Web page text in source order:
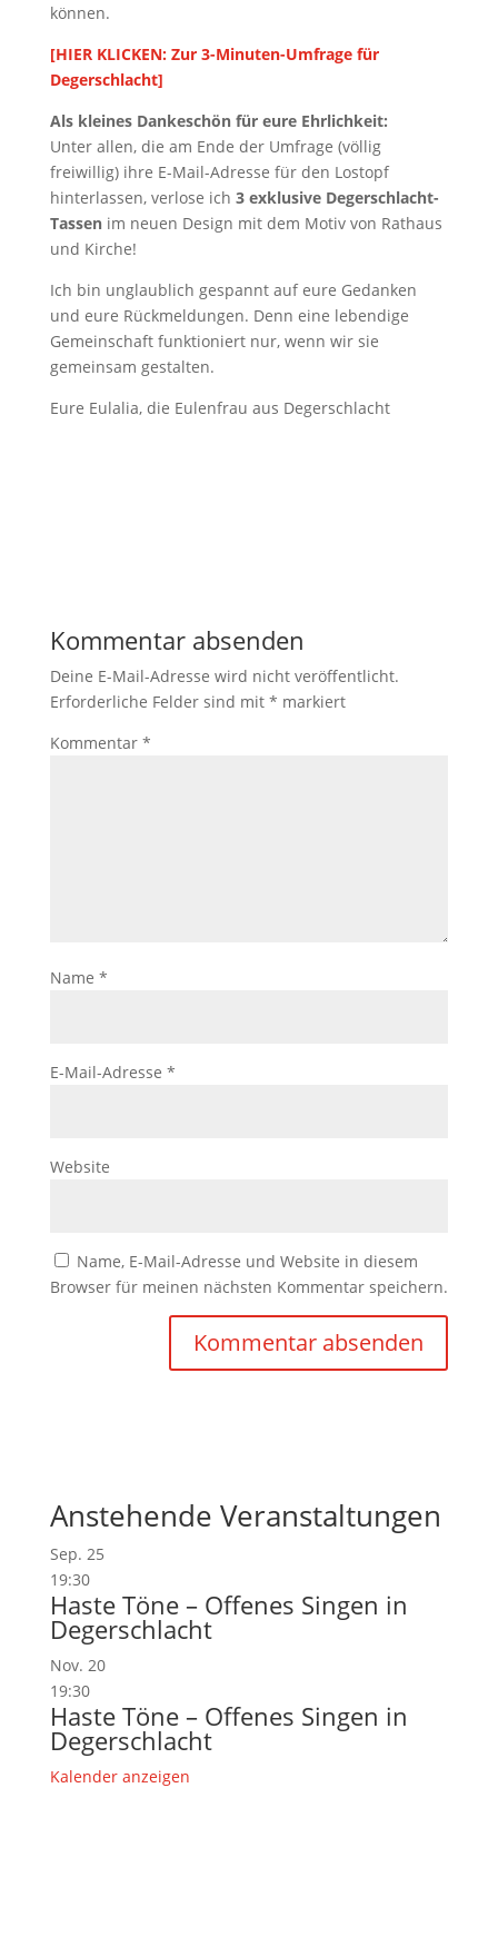
können.
[HIER KLICKEN: Zur 3-Minuten-Umfrage für
Degerschlacht]
Als kleines Dankeschön für eure Ehrlichkeit:
Unter allen, die am Ende der Umfrage (völlig
freiwillig) ihre E-Mail-Adresse für den Lostopf
hinterlassen, verlose ich 3 exklusive Degerschlacht-
Tassenim neuen Design mit dem Motiv von Rathaus
und Kirche!
Ich bin unglaublich gespannt auf eure Gedanken
und eure Rückmeldungen. Denn eine lebendige
Gemeinschaft funktioniert nur, wenn wir sie
gemeinsam gestalten.
Eure Eulalia, die Eulenfrau aus Degerschlacht
Kommentar absenden
Deine E-Mail-Adresse wird nicht veröffentlicht.
Erforderliche Felder sind mit * markiert
Kommentar *
Name *
E-Mail-Adresse *
Website
Name, E-Mail-Adresse und Website in diesem
Browser für meinen nächsten Kommentar speichern.
Anstehende Veranstaltungen
Sep. 25
19:30
Haste Töne – Offenes Singen in
Degerschlacht
Nov. 20
19:30
Haste Töne – Offenes Singen in
Degerschlacht
Kalender anzeigen